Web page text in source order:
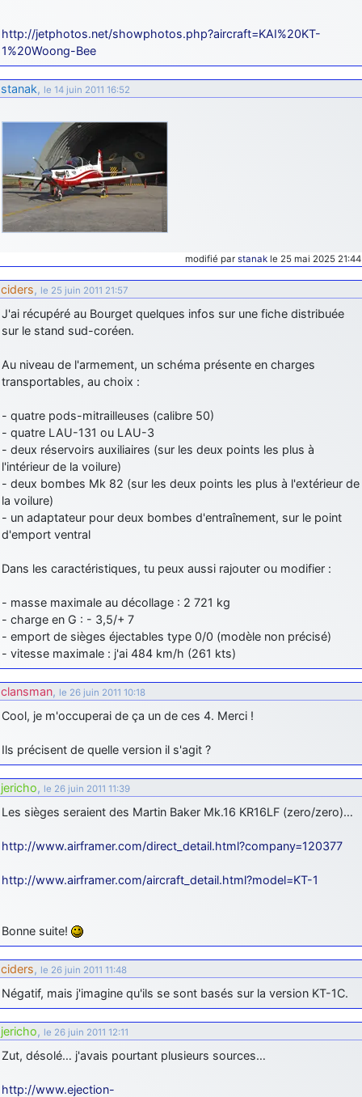
http://jetphotos.net/showphotos.php?aircraft=KAI%20KT-
1%20Woong-Bee
stanak, le 14 juin 2011 16:52
modifié par stanak le 25 mai 2025 21:44
ciders, le 25 juin 2011 21:57
J'ai récupéré au Bourget quelques infos sur une fiche distribuée
sur le stand sud-coréen.
Au niveau de l'armement, un schéma présente en charges
transportables, au choix :
- quatre pods-mitrailleuses (calibre 50)
- quatre LAU-131 ou LAU-3
- deux réservoirs auxiliaires (sur les deux points les plus à
l'intérieur de la voilure)
- deux bombes Mk 82 (sur les deux points les plus à l'extérieur de
la voilure)
- un adaptateur pour deux bombes d'entraînement, sur le point
d'emport ventral
Dans les caractéristiques, tu peux aussi rajouter ou modifier :
- masse maximale au décollage : 2 721 kg
- charge en G : - 3,5/+ 7
- emport de sièges éjectables type 0/0 (modèle non précisé)
- vitesse maximale : j'ai 484 km/h (261 kts)
clansman, le 26 juin 2011 10:18
Cool, je m'occuperai de ça un de ces 4. Merci !
Ils précisent de quelle version il s'agit ?
jericho, le 26 juin 2011 11:39
Les sièges seraient des Martin Baker Mk.16 KR16LF (zero/zero)…
http://www.airframer.com/direct_detail.html?company=120377
http://www.airframer.com/aircraft_detail.html?model=KT-1
Bonne suite!
ciders, le 26 juin 2011 11:48
Négatif, mais j'imagine qu'ils se sont basés sur la version KT-1C.
jericho, le 26 juin 2011 12:11
Zut, désolé… j'avais pourtant plusieurs sources…
http://www.ejection-